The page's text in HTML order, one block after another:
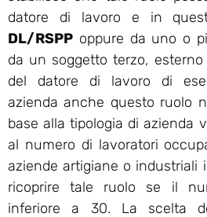
datore di lavoro e in
DL/RSPP oppure da uno o
da un soggetto terzo, esterno
del datore di lavoro di
azienda anche questo ruolo
base alla tipologia di azienda
al numero di lavoratori
aziende artigiane o industriali
ricoprire tale ruolo se il
inferiore a 30. La scelta